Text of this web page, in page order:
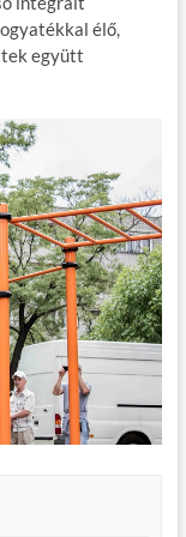
élő,
együtt